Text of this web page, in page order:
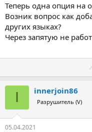
Теперь одна опция на
Возник вопрос как
других языках?
Через запятую не
I innerjoin86
Разрушитель (V)
05.04.2021